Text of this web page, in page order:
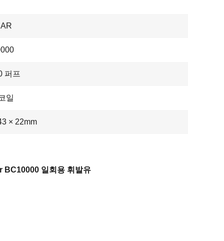
퍼프
일
× 22mm
BC10000 일회용 휘발유